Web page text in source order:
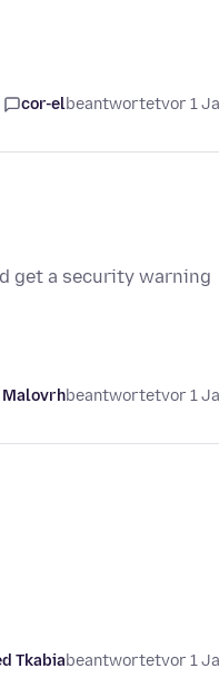
cor-elbeantwortetvor 1
get a security warning
Malovrhbeantwortetvor 1
Tkabiabeantwortetvor 1